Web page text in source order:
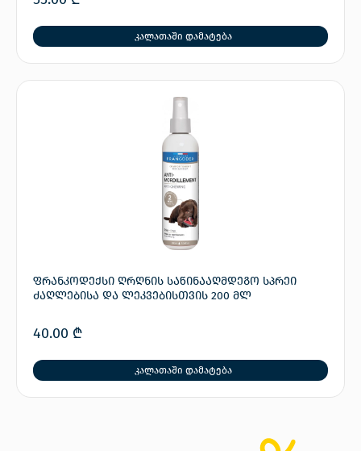
კალათაში დამატება
ფრანკოდექსი ღრღნის საწინააღმდეგო სპრეი
ძაღლებისა და ლეკვებისთვის 200 მლ
40.00 ₾
კალათაში დამატება